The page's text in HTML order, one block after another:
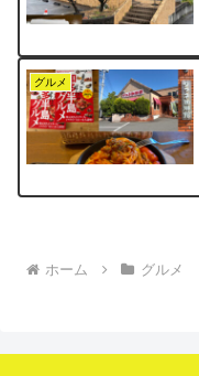
グルメ
ホーム グルメ